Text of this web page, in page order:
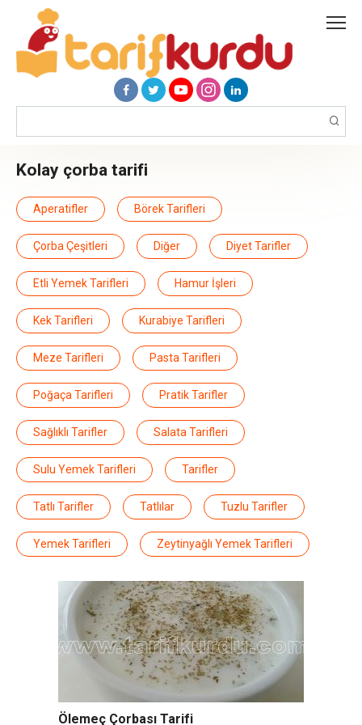
content
kolay çorba tarifi
Aperatifler Börek Tarifleri
Çorba Çeşitleri Diğer Diyet Tarifler
Etli Yemek Tarifleri Hamur İşleri
Kek Tarifleri Kurabiye Tarifleri
Meze Tarifleri Pasta Tarifleri
Poğaça Tarifleri Pratik Tarifler
Sağlıklı Tarifler Salata Tarifleri
Sulu Yemek Tarifleri Tarifler
Tatlı Tarifler Tatlılar Tuzlu Tarifler
Yemek Tarifleri Zeytinyağlı Yemek Tarifleri
Ölemeç Çorbası Tarifi